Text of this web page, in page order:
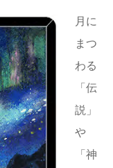
月に
まつ
わる
「伝
説」
や
「神